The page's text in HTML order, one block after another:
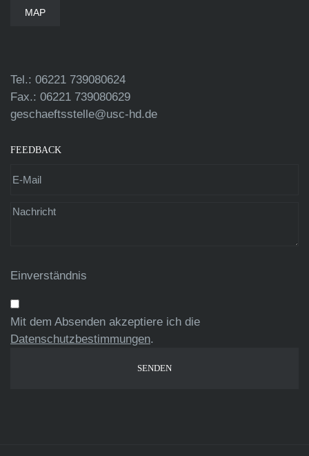
MAP
Tel.: 06221 739080624
Fax.: 06221 739080629
geschaeftsstelle@usc-hd.de
FEEDBACK
Einverständnis
Mit dem Absenden akzeptiere ich die
Datenschutzbestimmungen.